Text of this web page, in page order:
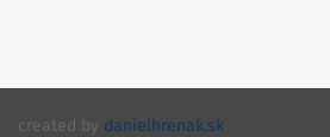
created by danielhrenak.sk